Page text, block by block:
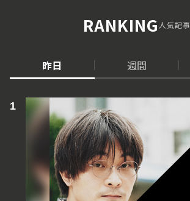
RANKING人気記事
昨日 週間